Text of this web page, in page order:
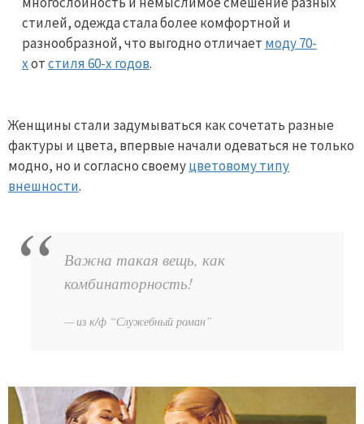
стилей, одежда стала более комфортной и
разнообразной, что выгодно отличает моду 70-
хотстиля 60-х годов.
Женщины стали задумываться как сочетать разные
фактуры и цвета, впервые начали одеваться не только
модно, но и согласно своемуцветовому типу
внешности.
Важна такая вещь, как
комбинаторность!
из к/ф “Служебный роман”